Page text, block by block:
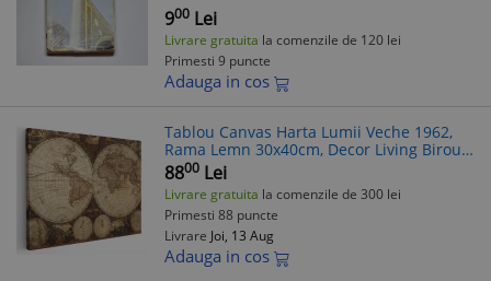
900 Lei
Livrare gratuita la comenzile de 120 lei
Primesti 9 puncte
Adauga in cos
Tablou Canvas Harta Lumii Veche 1962,
Rama Lemn 30x40cm, Decor Living Birou,
Poster Maro
8800 Lei
Livrare gratuita la comenzile de 300 lei
Primesti 88 puncte
Livrare Joi, 13 Aug
Adauga in cos